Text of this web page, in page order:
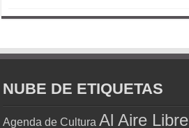
NUBE DE ETIQUETAS
Agenda de Cultura Al Aire Libre